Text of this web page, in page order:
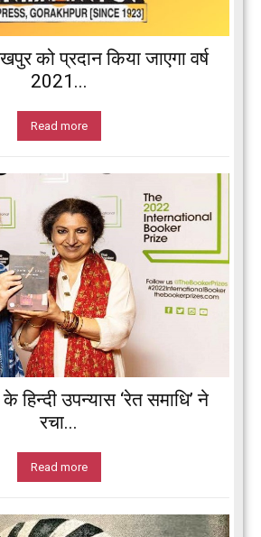
को प्रदान किया जाएगा वर्ष
2021...
Read more
हिन्दी उपन्यास ‘रेत समाधि’ ने
रचा...
Read more